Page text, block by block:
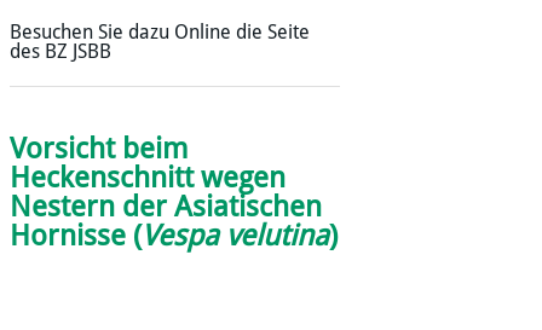
Besuchen Sie dazu Online die Seite
des BZ JSBB
Vorsicht beim
Heckenschnitt wegen
Nestern der Asiatischen
Hornisse (Vespa velutina)